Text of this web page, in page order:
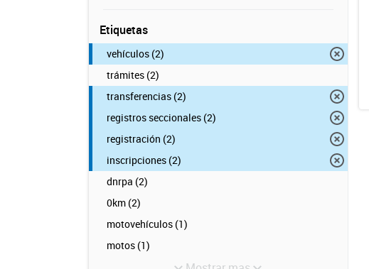
Etiquetas
vehículos (2)
trámites (2)
transferencias (2)
registros seccionales (2)
registración (2)
inscripciones (2)
dnrpa (2)
0km (2)
motovehículos (1)
motos (1)